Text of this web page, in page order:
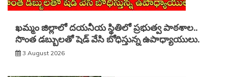
ఖమ్మం జిల్లాలో దయనీయ స్థితిలో ప్రభుత్వ పాఠశాల..
సొంత డబ్బులతో షెడ్ వేసి బోధిస్తున్న ఉపాధ్యాయులు.
3 August 2026